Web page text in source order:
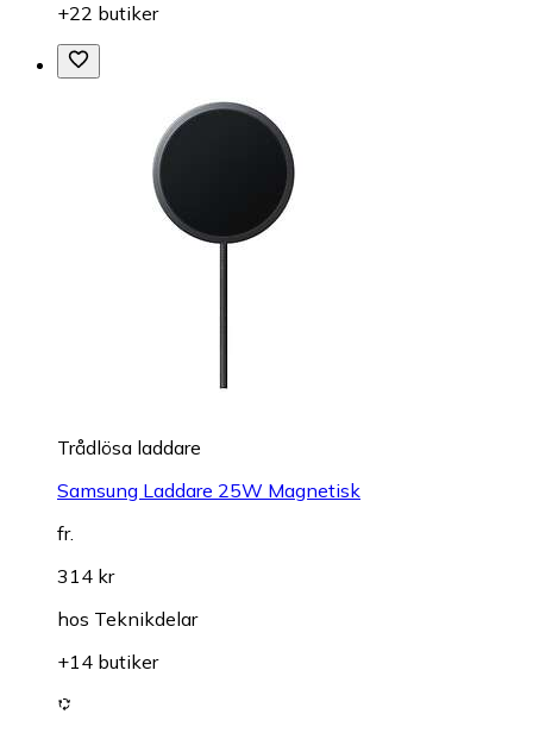
+22 butiker
Trådlösa laddare
Samsung Laddare 25W Magnetisk
fr.
314 kr
hos Teknikdelar
+14 butiker